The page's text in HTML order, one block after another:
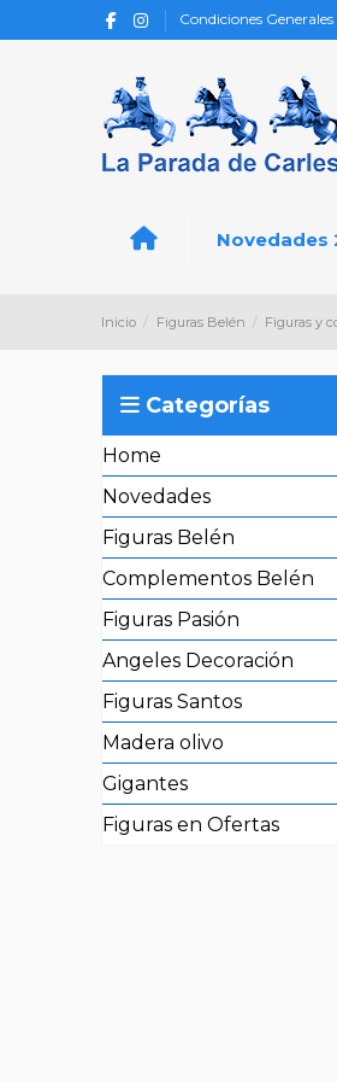
Condiciones Generales
Novedades
Inicio Figuras Belén Figuras y
Categorías
Home
Novedades
Figuras Belén
Complementos Belén
Figuras Pasión
Angeles Decoración
Figuras Santos
Madera olivo
Gigantes
Figuras en Ofertas